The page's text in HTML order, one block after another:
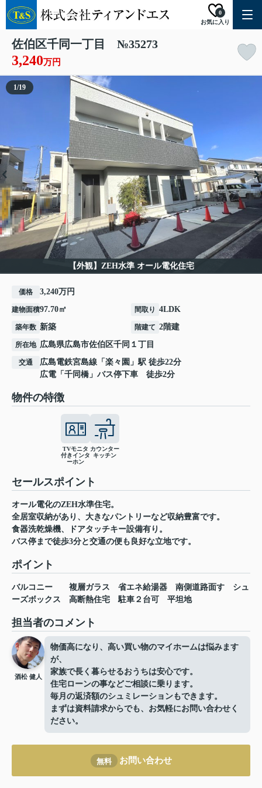
お気に入り
0
佐伯区千同一丁目 №35273
3,240万円
【外観】ZEH水準 オール電化住宅
1/19
価格 3,240万円
建物面積97.70㎡ 間取り 4LDK
築年数 新築 階建て 2階建
所在地 広島県広島市佐伯区千同 １丁目
交通 広島電鉄宮島線 「 楽々園 」駅 徒歩22分
広電「千同橋」バス停下車 徒歩2分
物件の特徴
TVモニタ
付きインタ
ーホン
カウンター
キッチン
セールスポイント
オール電化のZEH水準住宅。
全居室収納があり、大きなパントリーなど収納豊富です。
食器洗乾燥機、ドアタッチキー設備有り。
バス停まで徒歩3分と交通の便も良好な立地です。
ポイント
バルコニー 複層ガラス 省エネ給湯器 南側道路面す
シュ
ーズボックス
高断熱住宅 駐車２台可 平坦地
担当者のコメント
酒松 健人
物価高になり、高い買い物のマイホームは悩みます
が、
家族で長く暮らせるおうちは安心です。
住宅ローンの事などご相談に乗ります。
毎月の返済額のシュミレーションもできます。
まずは資料請求からでも、お気軽にお問い合わせく
ださい。
無料 お問い合わせ